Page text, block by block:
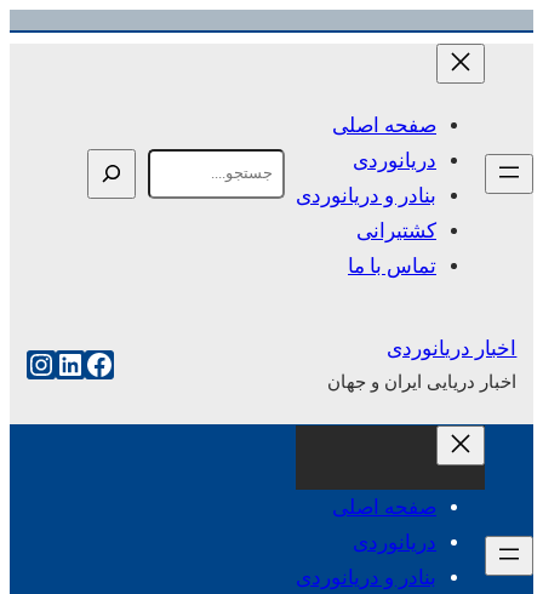
رفتن
صفحه اصلی
دریانوردی
بنادر و دریانوردی
کشتیرانی
تماس با ما
اخبار دریانوردی
اخبار دریایی ایران و جهان
فیس‌بوک
صفحه اصلی
دریانوردی
بنادر و دریانوردی